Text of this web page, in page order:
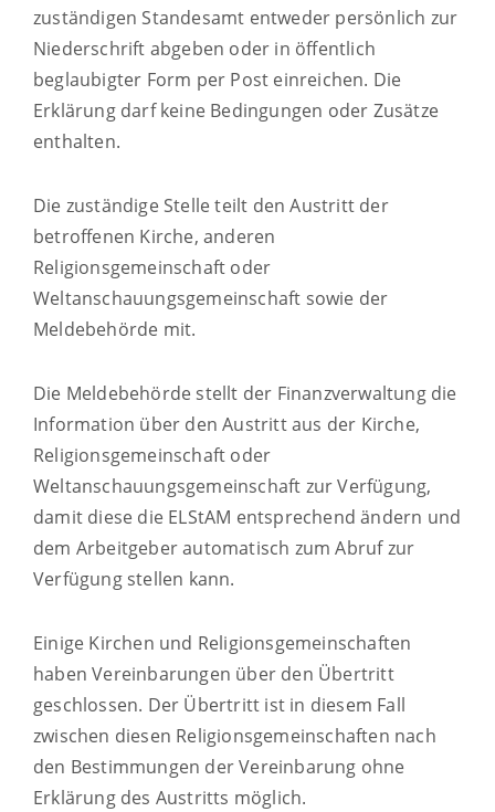
zuständigen Standesamt entweder persönlich zur
Niederschrift abgeben oder in öffentlich
beglaubigter Form per Post einreichen. Die
Erklärung darf keine Bedingungen oder Zusätze
enthalten.
Die zuständige Stelle teilt den Austritt der
betroffenen Kirche, anderen
Religionsgemeinschaft oder
Weltanschauungsgemeinschaft sowie der
Meldebehörde mit.
Die Meldebehörde stellt der Finanzverwaltung die
Information über den Austritt aus der Kirche,
Religionsgemeinschaft oder
Weltanschauungsgemeinschaft zur Verfügung,
damit diese die ELStAM entsprechend ändern und
dem Arbeitgeber automatisch zum Abruf zur
Verfügung stellen kann.
Einige Kirchen und Religionsgemeinschaften
haben Vereinbarungen über den Übertritt
geschlossen. Der Übertritt ist in diesem Fall
zwischen diesen Religionsgemeinschaften nach
den Bestimmungen der Vereinbarung ohne
Erklärung des Austritts möglich.